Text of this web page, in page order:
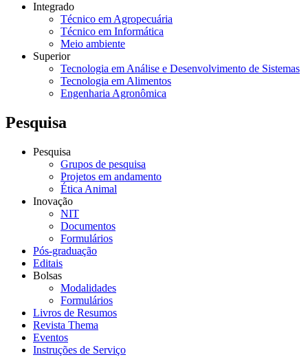
Integrado
Técnico em Agropecuária
Técnico em Informática
Meio ambiente
Superior
Tecnologia em Análise e Desenvolvimento de Sistemas
Tecnologia em Alimentos
Engenharia Agronômica
Pesquisa
Pesquisa
Grupos de pesquisa
Projetos em andamento
Ética Animal
Inovação
NIT
Documentos
Formulários
Pós-graduação
Editais
Bolsas
Modalidades
Formulários
Livros de Resumos
Revista Thema
Eventos
Instruções de Serviço